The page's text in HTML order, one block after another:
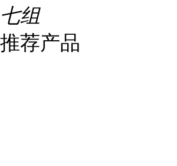
七组
推荐产品